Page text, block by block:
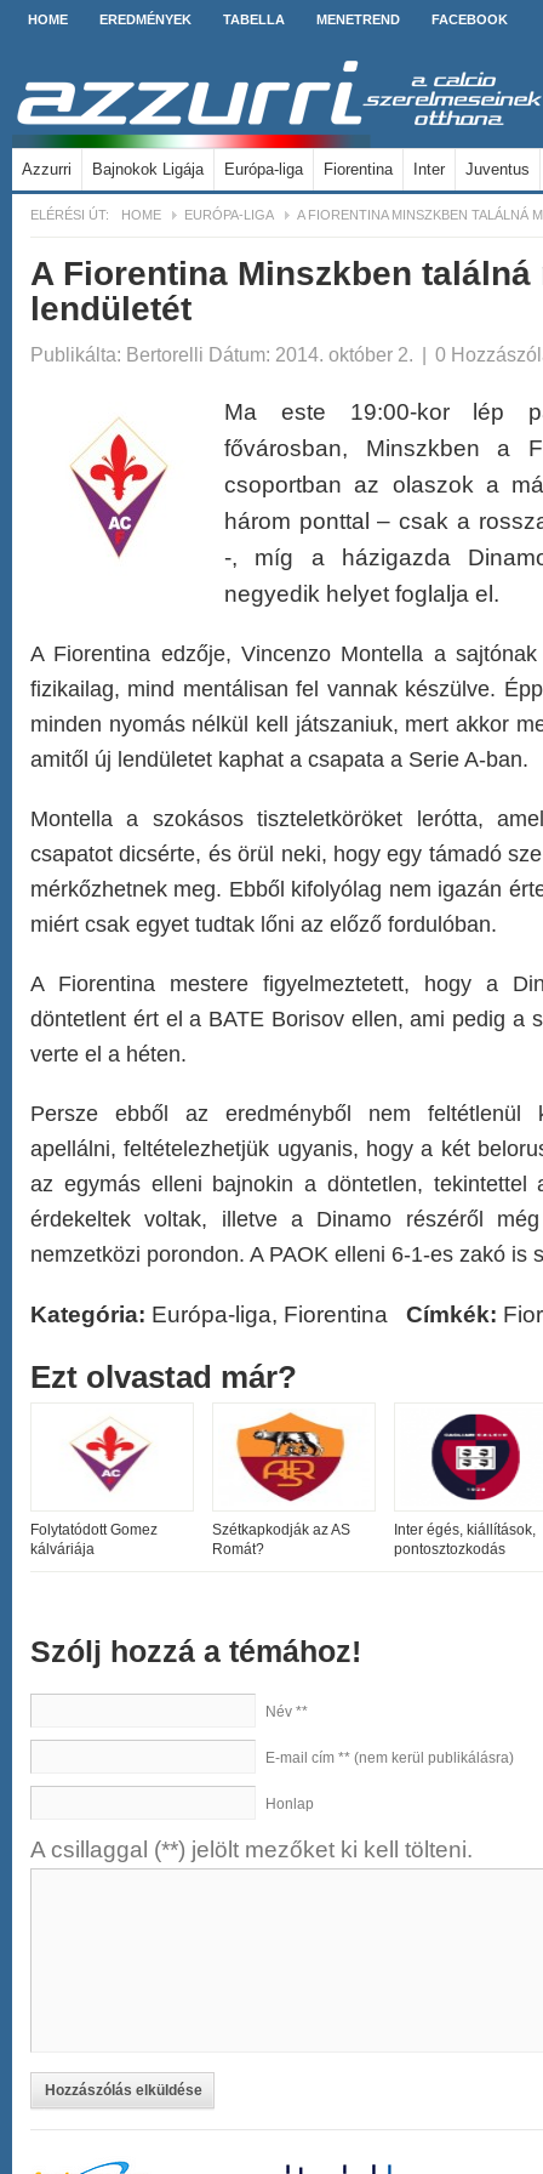
HOME EREDMÉNYEK TABELLA MENETREND FACEBOOK
Azzurri Bajnokok Ligája Európa-liga Fiorentina Inter Juventus
ELÉRÉSI ÚT: HOME EURÓPA-LIGA A FIORENTINA MINSZKBEN TALÁLNÁ
A Fiorentina Minszkben találná
lendületét
Publikálta: Bertorelli Dátum: 2014. október 2. | 0
Ma este 19:00-kor lép
fővárosban, Minszkben a
csoportban az olaszok a
három ponttal – csak a
-, míg a házigazda
negyedik helyet foglalja el.
A Fiorentina edzője, Vincenzo Montella a
fizikailag, mind mentálisan fel vannak készülve.
minden nyomás nélkül kell játszaniuk, mert akkor
amitől új lendületet kaphat a csapata a Serie A-ban.
Montella a szokásos tiszteletköröket lerótta,
csapatot dicsérte, és örül neki, hogy egy támadó
mérkőzhetnek meg. Ebből kifolyólag nem igazán
miért csak egyet tudtak lőni az előző fordulóban.
A Fiorentina mestere figyelmeztetett, hogy a
döntetlent ért el a BATE Borisov ellen, ami pedig a
verte el a héten.
Persze ebből az eredményből nem feltétlenül
apellálni, feltételezhetjük ugyanis, hogy a két
az egymás elleni bajnokin a döntetlen, tekintettel
érdekeltek voltak, illetve a Dinamo részéről
nemzetközi porondon. A PAOK elleni 6-1-es zakó is
Kategória: Európa-liga, Fiorentina Címkék:
Ezt olvastad már?
Folytatódott Gomez
kálváriája
Szétkapkodják az AS
Romát?
Inter égés, kiállítások,
pontosztozkodás
Szólj hozzá a témához!
Név **
E-mail cím ** (nem kerül publikálásra)
Honlap
A csillaggal (**) jelölt mezőket ki kell tölteni.
Hozzászólás elküldése